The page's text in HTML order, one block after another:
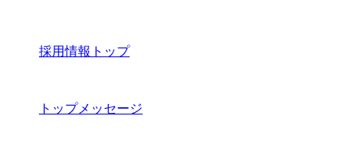
採用情報トップ
トップメッセージ